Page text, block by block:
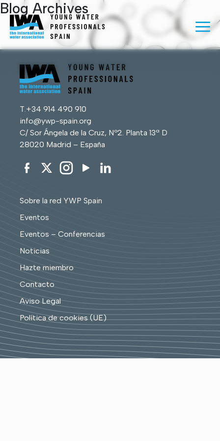
Blog Archives
T.+34 914 490 910
info@ywp-spain.org
C/ Sor Ángela de la Cruz, Nº2. Planta 13ª D
28020 Madrid – España
Sobre la red YWP Spain
Eventos
Eventos – Conferencias
Noticias
Hazte miembro
Contacto
Aviso Legal
Política de cookies (UE)